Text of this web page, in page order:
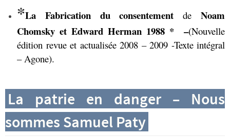
*La Fabrication du consentementde Noam
Chomsky et Edward Herman 1988 * –(Nouvelle
édition revue et actualisée 2008 – 2009 -Texte intégral
– Agone).
La patrie en danger – Nous
sommes Samuel Paty